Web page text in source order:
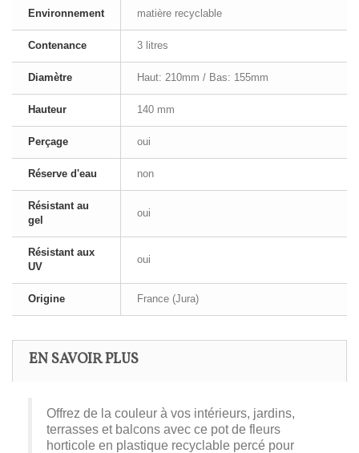
Environnement matière recyclable
Contenance 3 litres
Diamètre Haut: 210mm / Bas: 155mm
Hauteur 140 mm
Perçage oui
Réserve d'eau non
Résistant au
gel
oui
Résistant aux
UV
oui
Origine France (Jura)
EN SAVOIR PLUS
Offrez de la couleur à vos intérieurs, jardins,
terrasses et balcons avec ce pot de fleurs
horticole en plastique recyclable percé pour